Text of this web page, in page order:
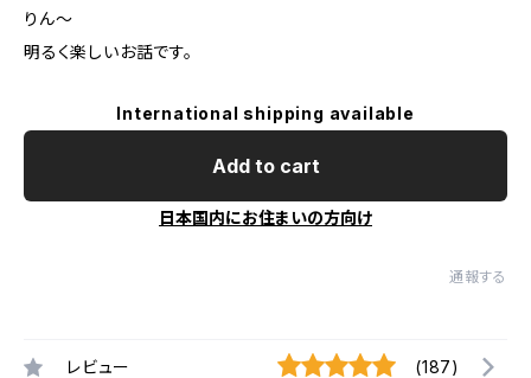
りん〜
明るく楽しいお話です。
International shipping available
Add to cart
日本国内にお住まいの方向け
通報する
レビュー (187)